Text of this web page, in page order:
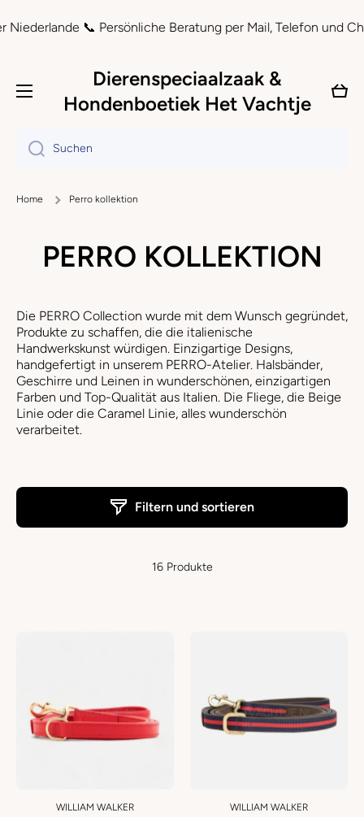
Direkt zum Inhalt
📞 Persönliche Beratung per Mail, Telefon und Chat ⏲
Dierenspeciaalzaak &
Hondenboetiek Het Vachtje
Suchen
Home Perro kollektion
PERRO KOLLEKTION
Die PERRO Collection wurde mit dem Wunsch gegründet,
Produkte zu schaffen, die die italienische
Handwerkskunst würdigen. Einzigartige Designs,
handgefertigt in unserem PERRO-Atelier. Halsbänder,
Geschirre und Leinen in wunderschönen, einzigartigen
Farben und Top-Qualität aus Italien. Die Fliege, die Beige
Linie oder die Caramel Linie, alles wunderschön
verarbeitet.
Filtern und sortieren
16 Produkte
WILLIAM WALKER WILLIAM WALKER